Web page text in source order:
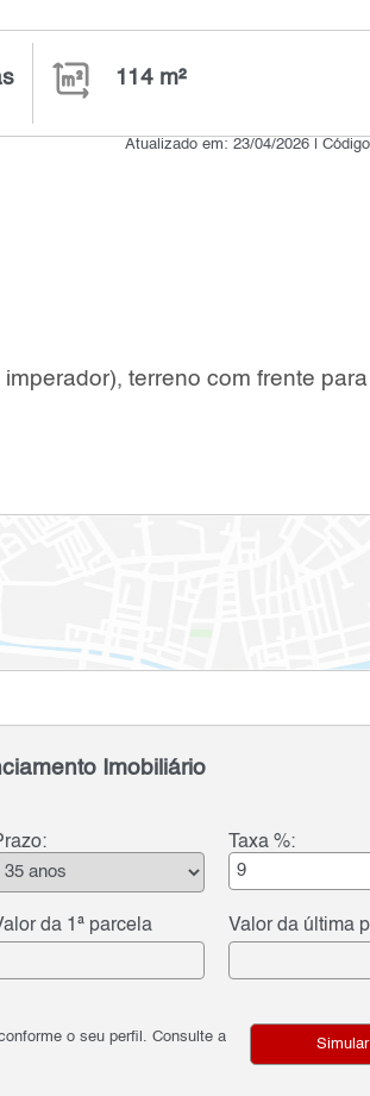
114 m²
Atualizado em: 23/04/2026 |
terreno com frente
Imobiliário
Taxa %:
da 1ª parcela Valor da última
o seu perfil. Consulte a
Simular